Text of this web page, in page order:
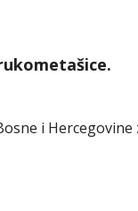
i Hercegovine